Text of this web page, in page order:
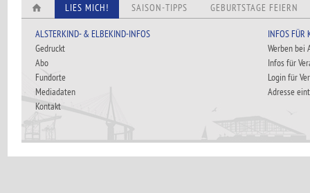
LIES MICH! SAISON-TIPPS GEBURTSTAGE FEIERN
ALSTERKIND- & ELBEKIND-INFOS
Gedruckt
Abo
Fundorte
Mediadaten
Kontakt
INFOS FÜR
Werben bei
Infos für
Login für
Adresse